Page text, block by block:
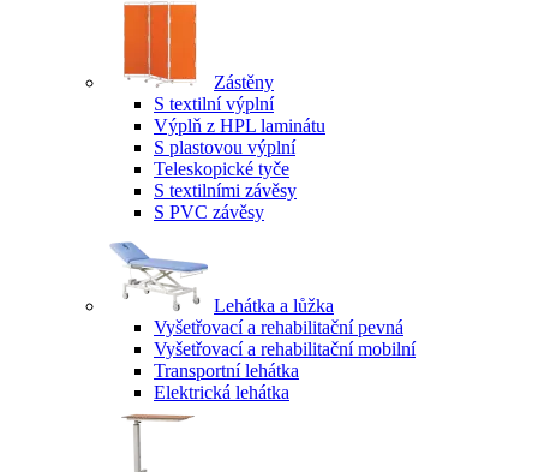
Zástěny
S textilní výplní
Výplň z HPL laminátu
S plastovou výplní
Teleskopické tyče
S textilními závěsy
S PVC závěsy
Lehátka a lůžka
Vyšetřovací a rehabilitační pevná
Vyšetřovací a rehabilitační mobilní
Transportní lehátka
Elektrická lehátka